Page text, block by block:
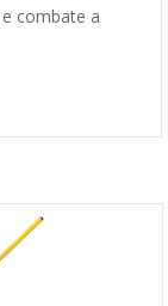
combate a